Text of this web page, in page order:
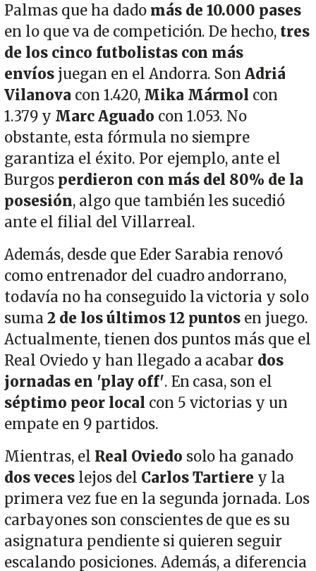
Palmas que ha dadomás de 10.000 pases
en lo que va de competición. De hecho, tres
de los cinco futbolistas con más
envíos juegan en el Andorra. Son Adriá
Vilanova con 1.420, Mika Mármol con
1.379 y Marc Aguado con 1.053. No
obstante, esta fórmula no siempre
garantiza el éxito. Por ejemplo, ante el
Burgos perdieron con más del 80% de la
posesión, algo que también les sucedió
ante el filial del Villarreal.
Además, desde que Eder Sarabia renovó
como entrenador del cuadro andorrano,
todavía no ha conseguido la victoria y solo
suma2 de los últimos 12 puntos en juego.
Actualmente, tienen dos puntos más que el
Real Oviedo y han llegado a acabar dos
jornadas en 'play off'. En casa, son el
séptimo peor local con 5 victorias y un
empate en 9 partidos.
Mientras, el Real Oviedo solo ha ganado
dos veceslejos del Carlos Tartiere y la
primera vez fue en la segunda jornada. Los
carbayones son conscientes de que es su
asignatura pendiente si quieren seguir
escalando posiciones. Además, a diferencia